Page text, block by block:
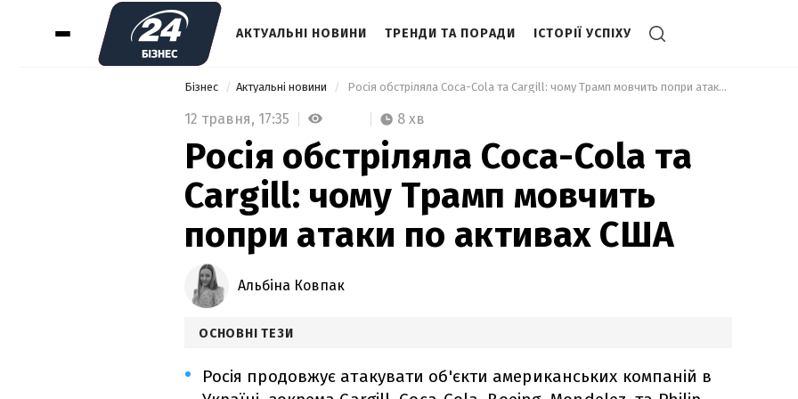
АКТУАЛЬНІ НОВИНИ ТРЕНДИ ТА ПОРАДИ ІСТОРІЇ УСПІХУ
Бізнес Актуальні новини Росія обстріляла Coca-Cola та Cargill: чому Трамп мовчить попри атаки по активах США
12 травня, 17:35 8 хв
Росія обстріляла Coca-Cola та
Cargill: чому Трамп мовчить
попри атаки по активах США
Альбіна Ковпак
ОСНОВНІ ТЕЗИ
Росія продовжує атакувати об'єкти американських компаній в